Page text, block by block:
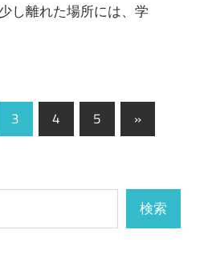
し離れた場所には、学
3 4 5
次
の
事
»
検索